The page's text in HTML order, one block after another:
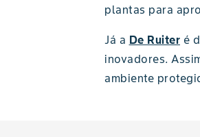
plantas para
Já a De Ruiter é
inovadores.
ambiente